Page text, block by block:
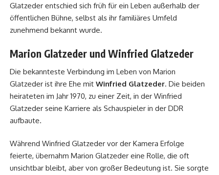
Glatzeder entschied sich früh für ein Leben außerhalb der
öffentlichen Bühne, selbst als ihr familiäres Umfeld
zunehmend bekannt wurde.
Marion Glatzeder und Winfried Glatzeder
Die bekannteste Verbindung im Leben von Marion
Glatzeder ist ihre Ehe mit Winfried Glatzeder. Die beiden
heirateten im Jahr 1970, zu einer Zeit, in der Winfried
Glatzeder seine Karriere als Schauspieler in der DDR
aufbaute.
Während Winfried Glatzeder vor der Kamera Erfolge
feierte, übernahm Marion Glatzeder eine Rolle, die oft
unsichtbar bleibt, aber von großer Bedeutung ist. Sie sorgte